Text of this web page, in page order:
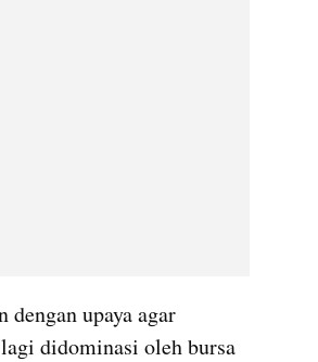
upaya agar
didominasi oleh bursa